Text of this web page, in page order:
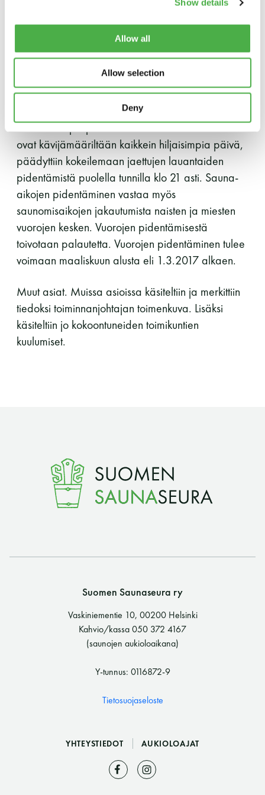
Show details
Allow all
Allow selection
Deny
Saunaseuran tarkoitus
Suomen Saunaseura vaalii perinteisiä, kohteliaita
saunomistapoja, joiden perustana on toisten
saunarauhan kunnioittaminen. Seura vaalii
saunakulttuuria ja pyrkii kehittämään suomalaista
saunaa ja edistämään sitä koskevaa tutkimusta.
Saunatalon aukioloajat. Jäseniltä on tullut toiveita
perjantain aukiolon jatkamiseksi klo 22 asti.
Johtokunta harkitsi asiaa ja totesi, että aukioloajan
pidentämistä voidaan kokeilla. Samalla tavalla
naisten saunavuorojen osalta on toivottu sekä
maanantaiden että jaettujen lauantaiden
aukioloaikojen pidentämistä. Koska maanantait
ovat kävijämääriltään kaikkein hiljaisimpia päivä,
päädyttiin kokeilemaan jaettujen lauantaiden
pidentämistä puolella tunnilla klo 21 asti. Sauna-
aikojen pidentäminen vastaa myös
saunomisaikojen jakautumista naisten ja miesten
vuorojen kesken. Vuorojen pidentämisestä
toivotaan palautetta. Vuorojen pidentäminen tulee
voimaan maaliskuun alusta eli 1.3.2017 alkaen.
Muut asiat. Muissa asioissa käsiteltiin ja merkittiin
tiedoksi toiminnanjohtajan toimenkuva. Lisäksi
käsiteltiin jo kokoontuneiden toimikuntien
kuulumiset.
Suomen Saunaseura ry
Vaskiniementie 10, 00200 Helsinki
Kahvio/kassa 050 372 4167
(saunojen aukioloaikana)
Y-tunnus: 0116872-9
Tietosuojaseloste
YHTEYSTIEDOT AUKIOLOAJAT